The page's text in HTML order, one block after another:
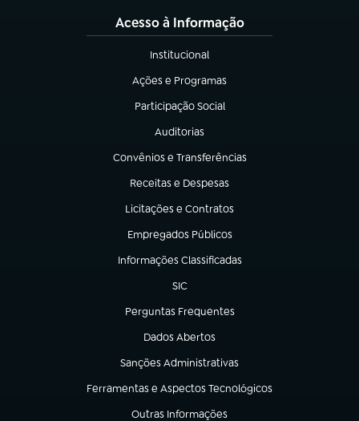
Acesso à Informação
Institucional
(abre em nova aba)
Ações e Programas
(abre em nova aba)
Participação Social
(abre em nova aba)
Auditorias
(abre em nova aba)
Convênios e Transferências
(abre em nova aba)
Receitas e Despesas
(abre em nova aba)
Licitações e Contratos
(abre em nova aba)
Empregados Públicos
(abre em nova aba)
Informações Classificadas
(abre em nova aba)
SIC
(abre em nova aba)
Perguntas Frequentes
(abre em nova aba)
Dados Abertos
(abre em nova aba)
Sanções Administrativas
(abre em nova aba)
Ferramentas e Aspectos Tecnológicos
(abre em nova aba)
Outras Informações